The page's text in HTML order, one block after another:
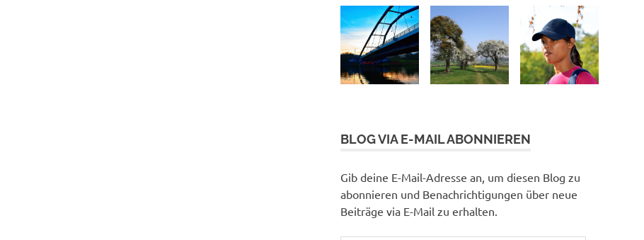
BLOG VIA E-MAIL ABONNIEREN
Gib deine E-Mail-Adresse an, um diesen Blog zu
abonnieren und Benachrichtigungen über neue
Beiträge via E-Mail zu erhalten.